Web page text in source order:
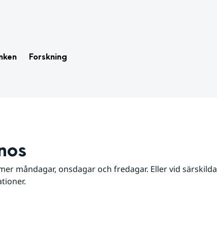
Forskning
måndagar, onsdagar och fredagar. Eller vid särskilda